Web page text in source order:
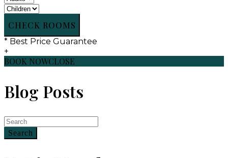
CHECK ROOMS
* Best Price Guarantee
+
BOOK NOWCLOSE
Blog Posts
Search